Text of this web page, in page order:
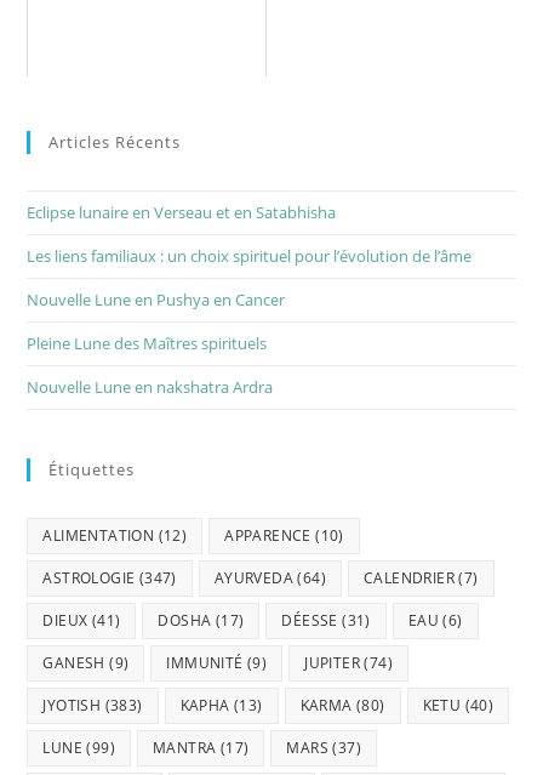
Articles Récents
Eclipse lunaire en Verseau et en Satabhisha
Les liens familiaux : un choix spirituel pour l’évolution de l’âme
Nouvelle Lune en Pushya en Cancer
Pleine Lune des Maîtres spirituels
Nouvelle Lune en nakshatra Ardra
Étiquettes
ALIMENTATION (12) APPARENCE (10)
ASTROLOGIE (347) AYURVEDA(64) CALENDRIER(7)
DIEUX (41) DOSHA (17) DÉESSE (31) EAU (6)
GANESH (9) IMMUNITÉ (9) JUPITER(74)
JYOTISH (383) KAPHA (13) KARMA (80) KETU (40)
LUNE (99) MANTRA (17) MARS (37)